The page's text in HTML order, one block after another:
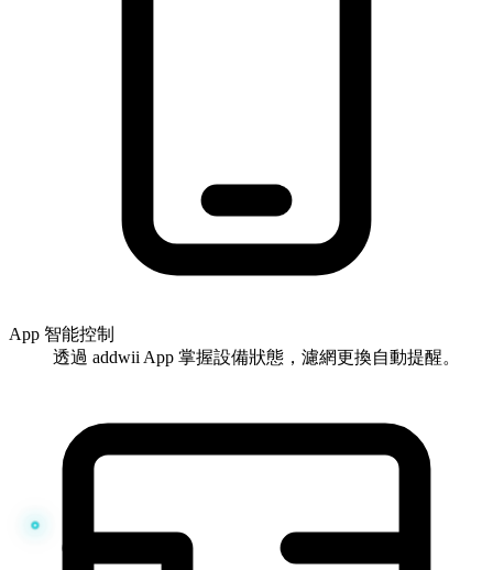
App 智能控制
透過 addwii App 掌握設備狀態，濾網更換自動提醒。